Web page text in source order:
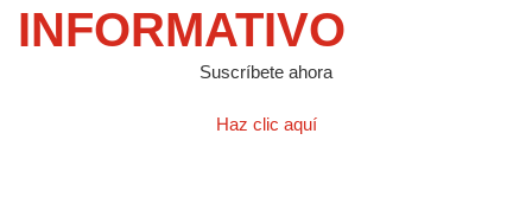
INFORMATIVO
Suscríbete ahora
Haz clic aquí